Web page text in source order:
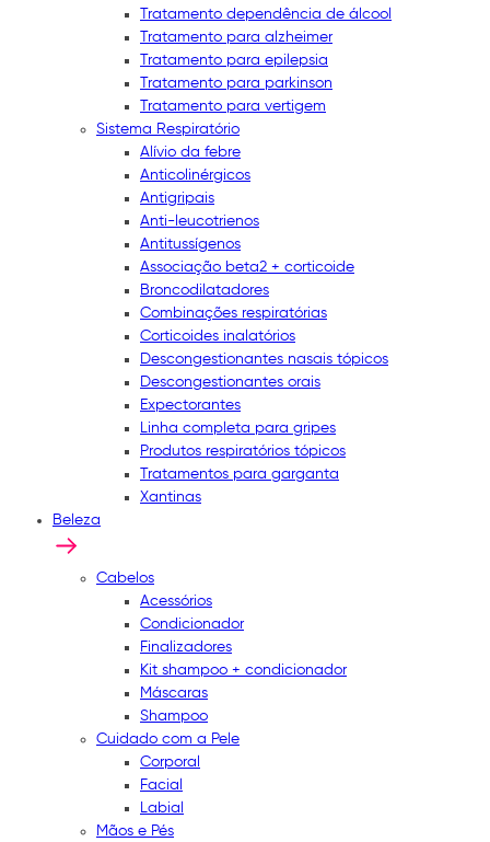
Tratamento dependência de álcool
Tratamento para alzheimer
Tratamento para epilepsia
Tratamento para parkinson
Tratamento para vertigem
Sistema Respiratório
Alívio da febre
Anticolinérgicos
Antigripais
Anti-leucotrienos
Antitussígenos
Associação beta2 + corticoide
Broncodilatadores
Combinações respiratórias
Corticoides inalatórios
Descongestionantes nasais tópicos
Descongestionantes orais
Expectorantes
Linha completa para gripes
Produtos respiratórios tópicos
Tratamentos para garganta
Xantinas
Beleza
Cabelos
Acessórios
Condicionador
Finalizadores
Kit shampoo + condicionador
Máscaras
Shampoo
Cuidado com a Pele
Corporal
Facial
Labial
Mãos e Pés